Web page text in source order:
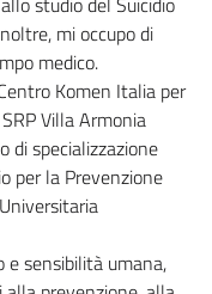
mi occupo di
medico.
Komen Italia per
Villa Armonia
di specializzazione
per la Prevenzione
e sensibilità umana,